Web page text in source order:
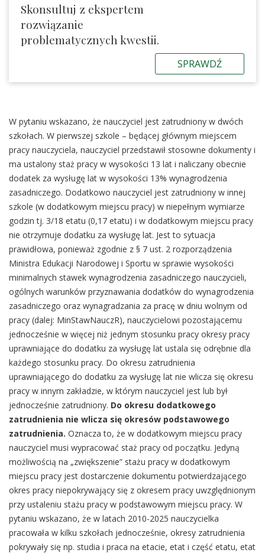
Skonsultuj z ekspertem
rozwiązanie
problematycznych kwestii.
SPRAWDŹ
W pytaniu wskazano, że nauczyciel jest zatrudniony w dwóch
szkołach. W pierwszej szkole – będącej głównym miejscem
pracy nauczyciela, nauczyciel przedstawił stosowne dokumenty i
ma ustalony staż pracy w wysokości 13 lat i naliczany obecnie
dodatek za wysługę lat w wysokości 13% wynagrodzenia
zasadniczego. Dodatkowo nauczyciel jest zatrudniony w innej
szkole (w dodatkowym miejscu pracy) w niepełnym wymiarze
godzin tj. 3/18 etatu (0,17 etatu) i w dodatkowym miejscu pracy
nie otrzymuje dodatku za wysługę lat. Jest to sytuacja
prawidłowa, ponieważ zgodnie z § 7 ust. 2 rozporządzenia
Ministra Edukacji Narodowej i Sportu w sprawie wysokości
minimalnych stawek wynagrodzenia zasadniczego nauczycieli,
ogólnych warunków przyznawania dodatków do wynagrodzenia
zasadniczego oraz wynagradzania za pracę w dniu wolnym od
pracy (dalej: MinStawNauczR), nauczycielowi pozostającemu
jednocześnie w więcej niż jednym stosunku pracy okresy pracy
uprawniające do dodatku za wysługę lat ustala się odrębnie dla
każdego stosunku pracy. Do okresu zatrudnienia
uprawniającego do dodatku za wysługę lat nie wlicza się okresu
pracy w innym zakładzie, w którym nauczyciel jest lub był
jednocześnie zatrudniony. Do okresu dodatkowego
zatrudnienia nie wlicza się okresów podstawowego
zatrudnienia. Oznacza to, że w dodatkowym miejscu pracy
nauczyciel musi wypracować staż pracy od początku. Jedyną
możliwością na „zwiększenie” stażu pracy w dodatkowym
miejscu pracy jest dostarczenie dokumentu potwierdzającego
okres pracy niepokrywający się z okresem pracy uwzględnionym
przy ustaleniu stażu pracy w podstawowym miejscu pracy. W
pytaniu wskazano, że w latach 2010-2025 nauczycielka
pracowała w kilku szkołach jednocześnie, okresy zatrudnienia
pokrywały się np. studia i praca na etacie, etat i część etatu, etat